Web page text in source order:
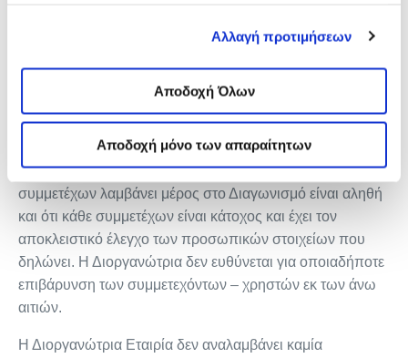
site cookies. Ενημερώσου για την για τηνΠολιτική
Cookiesεδώκαι τους διαφορετικούς τύπους Cookies
επιλέγοντας «Προτιμήσεις Cookies», και τροποποίησε
ανά πάσα στιγμή τις προτιμήσεις σου.
Αλλαγή προτιμήσεων
Αποδοχή Όλων
Αποδοχή μόνο των απαραίτητων
κάθε δικαίωμα επί του σχετικού Δώρου και το δώρο θα
8 Ευθύνη
Η Διοργανώτρια θεωρεί ότι τα στοιχεία με τα οποία ο
συμμετέχων λαμβάνει μέρος στο Διαγωνισμό είναι αληθή
και ότι κάθε συμμετέχων είναι κάτοχος και έχει τον
αποκλειστικό έλεγχο των προσωπικών στοιχείων που
δηλώνει. Η Διοργανώτρια δεν ευθύνεται για οποιαδήποτε
επιβάρυνση των συμμετεχόντων – χρηστών εκ των άνω
αιτιών.
Η Διοργανώτρια Εταιρία δεν αναλαμβάνει καμία